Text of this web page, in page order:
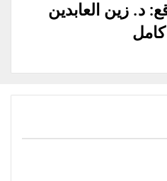
د. زين العابدين
كامل